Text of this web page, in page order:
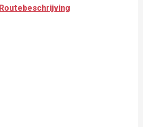
Routebeschrijving